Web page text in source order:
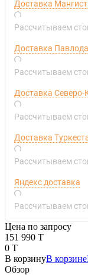
Доставка
Рассчитываем
Доставка
Рассчитываем
Доставка Северо-
Рассчитываем
Доставка
Рассчитываем
Яндекс доставка
Рассчитываем
Цена по запросу
151 990 T
0 T
В корзинуВ корзине
Обзор